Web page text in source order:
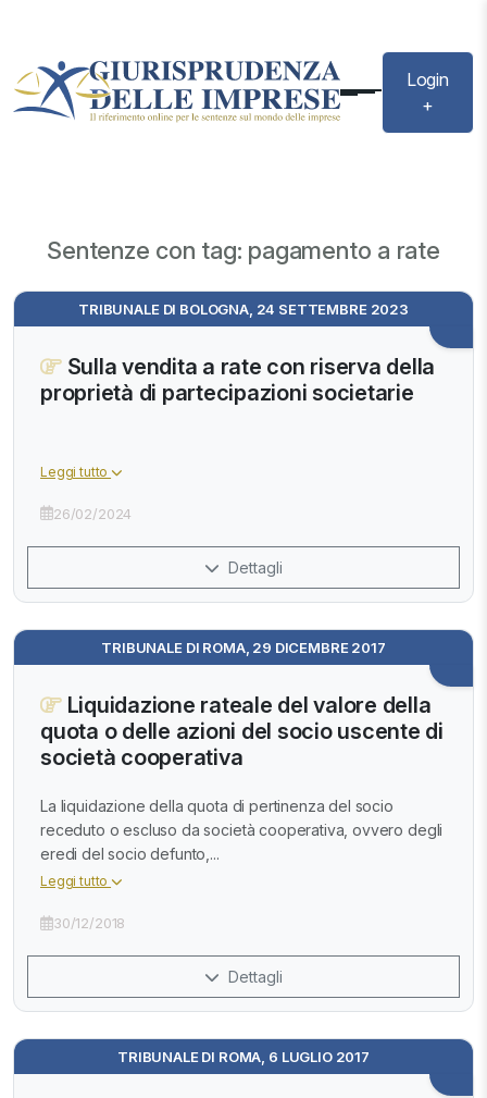
Login
+
Sentenze con tag: pagamento a rate
TRIBUNALE DI BOLOGNA, 24 SETTEMBRE 2023
Sulla vendita a rate con riserva della
proprietà di partecipazioni societarie
Leggi tutto
26/02/2024
Dettagli
TRIBUNALE DI ROMA, 29 DICEMBRE 2017
Liquidazione rateale del valore della
quota o delle azioni del socio uscente di
società cooperativa
La liquidazione della quota di pertinenza del socio
receduto o escluso da società cooperativa, ovvero degli
eredi del socio defunto,...
Leggi tutto
30/12/2018
Dettagli
TRIBUNALE DI ROMA, 6 LUGLIO 2017